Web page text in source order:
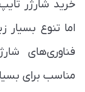
خرید شارژر
اما تنوع بسیار
فناوری‌های
مناسب برای